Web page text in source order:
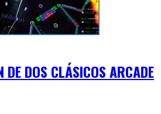
DE DOS CLÁSICOS ARCADE